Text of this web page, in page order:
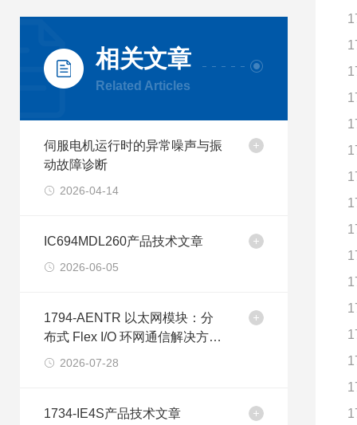
相关文章
Related Articles
伺服电机运行时的异常噪声与振
动故障诊断
2026-04-14
IC694MDL260产品技术文章
2026-06-05
1794-AENTR 以太网模块：分
布式 Flex I/O 环网通信解决方案
探析2026-07-28
1734-IE4S产品技术文章